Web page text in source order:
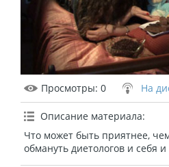
Просмотры: 0 На
Описание материала:
Что может быть приятнее,
обмануть диетологов и себя